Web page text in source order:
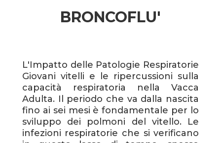
BRONCOFLU'
L'Impatto delle Patologie Respiratorie
Giovani vitelli e le ripercussioni sulla
capacità respiratoria nella Vacca
Adulta. Il periodo che va dalla nascita
fino ai sei mesi è fondamentale per lo
sviluppo dei polmoni del vitello. Le
infezioni respiratorie che si verificano